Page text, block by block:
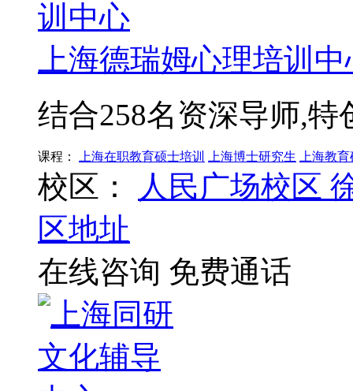
上海德瑞姆心理培训
结合258名资深导师,特
课程： 上海在职教育硕士培训 上海博士研究生 上海教
校区： 人民广场校区
区地址
在线咨询 免费通话